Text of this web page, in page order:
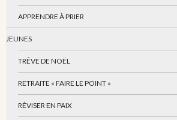
APPRENDRE À PRIER
JEUNES
TRÊVE DE NOËL
RETRAITE « FAIRE LE POINT »
RÉVISER EN PAIX